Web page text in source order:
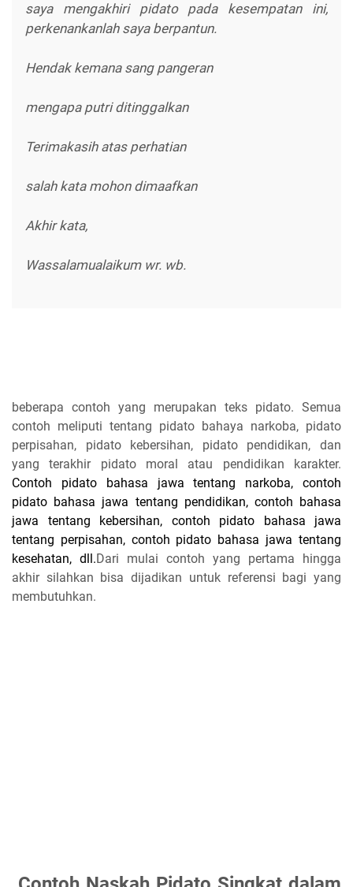
saya mengakhiri pidato pada kesempatan ini,
perkenankanlah saya berpantun.
Hendak kemana sang pangeran
mengapa putri ditinggalkan
Terimakasih atas perhatian
salah kata mohon dimaafkan
Akhir kata,
Wassalamualaikum wr. wb.
beberapa contoh yang merupakan teks pidato. Semua
contoh meliputi tentang pidato bahaya narkoba, pidato
perpisahan, pidato kebersihan, pidato pendidikan, dan
yang terakhir pidato moral atau pendidikan karakter.
Contoh pidato bahasa jawa tentang narkoba, contoh
pidato bahasa jawa tentang pendidikan, contoh bahasa
jawa tentang kebersihan, contoh pidato bahasa jawa
tentang perpisahan, contoh pidato bahasa jawa tentang
kesehatan, dll.Dari mulai contoh yang pertama hingga
akhir silahkan bisa dijadikan untuk referensi bagi yang
membutuhkan.